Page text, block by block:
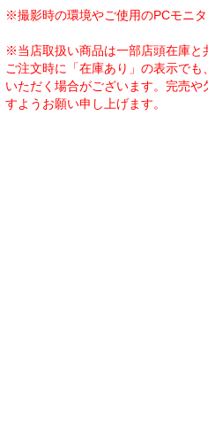
※撮影時の環境やご使用のPCモニ
※当店取扱い商品は一部店頭在庫と
ご注文時に「在庫あり」の表示で
いただく場合がございます。完売
すようお願い申し上げます。